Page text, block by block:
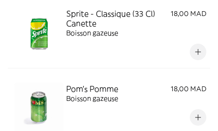
Sprite - Classique (33 Cl)
Canette
18,00 MAD
Boisson gazeuse
Pom's Pomme
18,00 MAD
Boisson gazeuse